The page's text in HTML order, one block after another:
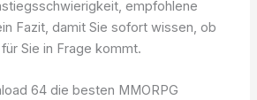
empfohlene
Fazit, damit Sie sofort wissen, ob
Sie in Frage kommt.
64 die besten MMORPG